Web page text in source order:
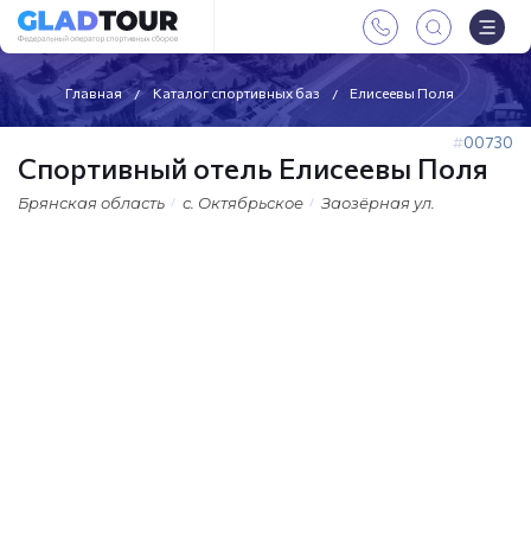
Главная Каталог спортивных баз Елисеевы Поля
00730
Спортивный отель Елисеевы Поля
Брянская область с. Октябрьское Заозёрная ул.